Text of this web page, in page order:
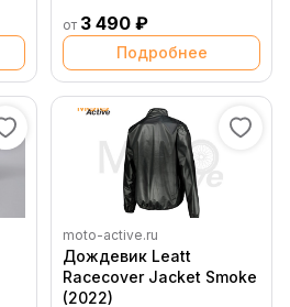
от 3 490 ₽
Подробнее
moto-active.ru
Дождевик Leatt
Racecover Jacket Smoke
(2022)